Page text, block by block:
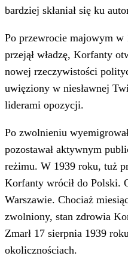
bardziej skłaniał się ku
Po przewrocie majowym w
przejął władzę, Korfanty
nowej rzeczywistości
uwięziony w niesławnej
liderami opozycji.
Po zwolnieniu
pozostawał aktywnym
reżimu. W 1939 roku, tuż
Korfanty wrócił do Polski.
Warszawie. Chociaż
zwolniony, stan zdrowia
Zmarł 17 sierpnia 1939
okolicznościach.